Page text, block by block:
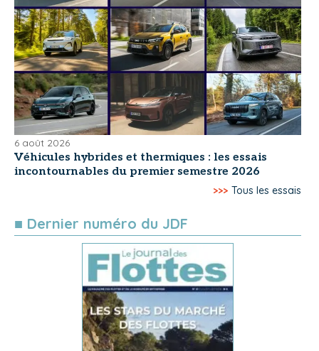
6 août 2026
Véhicules hybrides et thermiques : les essais
incontournables du premier semestre 2026
>>> Tous les essais
■ Dernier numéro du JDF